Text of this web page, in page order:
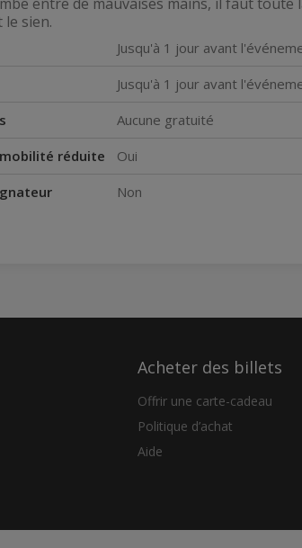
le sien.
Jusqu'à 1 jour avant
Jusqu'à 1 jour avant
Aucune gratuité
réduite
Oui
Non
Acheter des billets
Offrir une carte-cadeau
Politique d’achat
Aide